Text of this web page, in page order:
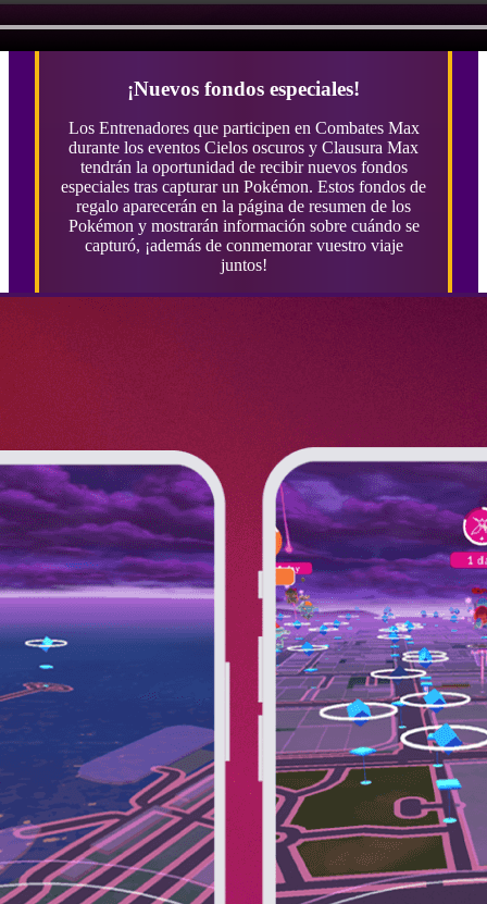
¡Nuevos fondos especiales!
Los Entrenadores que participen en Combates Max
durante los eventos Cielos oscuros y Clausura Max
tendrán la oportunidad de recibir nuevos fondos
especiales tras capturar un Pokémon. Estos fondos de
regalo aparecerán en la página de resumen de los
Pokémon y mostrarán información sobre cuándo se
capturó, ¡además de conmemorar vuestro viaje
juntos!